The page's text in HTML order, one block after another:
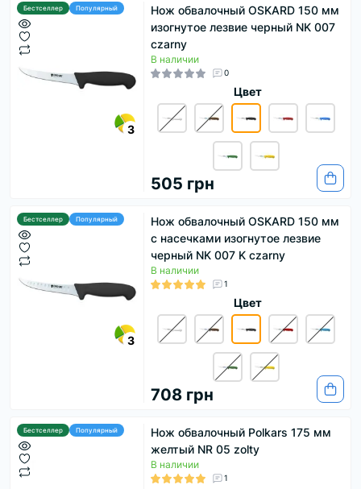
Бестселлер Популярный
3
Нож обвалочный OSKARD 150 мм
изогнутое лезвие черный NK 007
czarny
В наличии
0
Цвет
505 грн
Бестселлер Популярный
3
Нож обвалочный OSKARD 150 мм
с насечками изогнутое лезвие
черный NK 007 K czarny
В наличии
1
Цвет
708 грн
Бестселлер Популярный
Нож обвалочный Polkars 175 мм
желтый NR 05 zolty
В наличии
1